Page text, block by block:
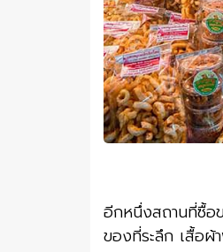
อีกหนึ่งสถานที่ซื้อ
ของที่ระลึก เสื้อ